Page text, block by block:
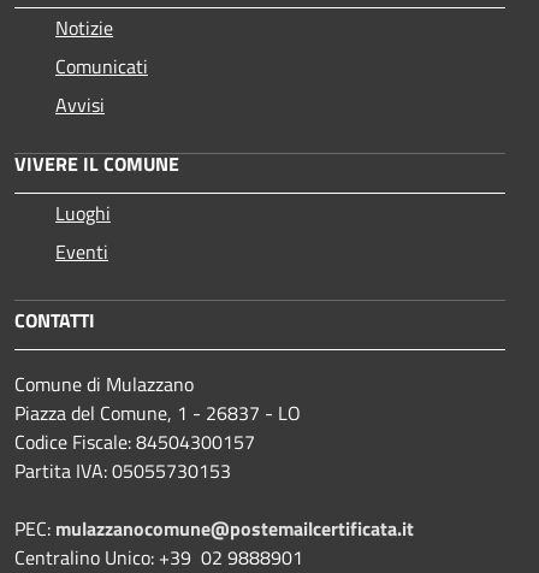
Notizie
Comunicati
Avvisi
VIVERE IL COMUNE
Luoghi
Eventi
CONTATTI
Comune di Mulazzano
Piazza del Comune, 1 - 26837 - LO
Codice Fiscale: 84504300157
Partita IVA: 05055730153
PEC: mulazzanocomune@postemailcertificata.it
Centralino Unico: +39 02 9888901